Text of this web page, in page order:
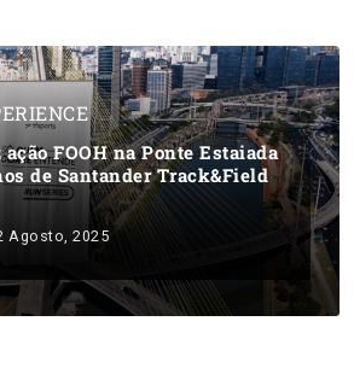
FOOH na Ponte Estaiada
de Santander Track&Field
Agosto, 2025